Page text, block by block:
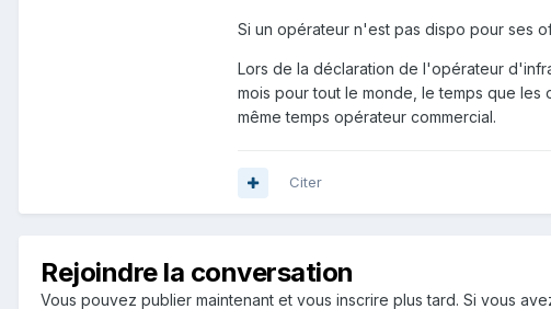
Si un opérateur n'est pas dispo pour ses
Lors de la déclaration de l'opérateur
mois pour tout le monde, le temps que
même temps opérateur commercial.
Citer
Rejoindre la conversation
Vous pouvez publier maintenant et vous inscrire plus tard. Si vous